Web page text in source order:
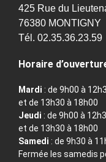
425 Rue du
76380 MONTIGNY
Tél. 02.35.36.23.59
Horaire
Mardi : de 9h00 à
et de 13h30 à 18h00
Jeudi : de 9h00 à
et de 13h30 à 18h00
Samedi : de 9h30 à
Fermée les samedis